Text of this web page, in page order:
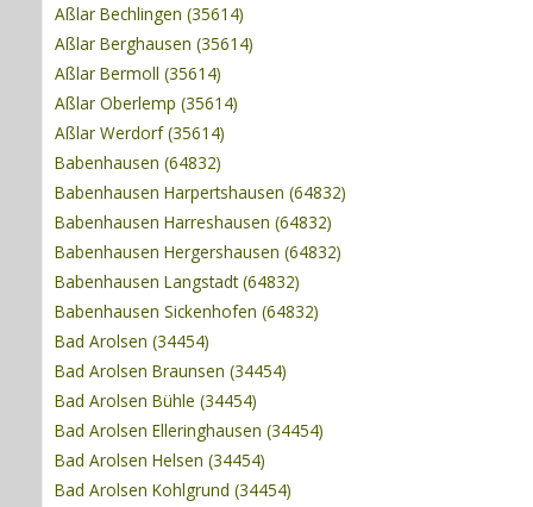
Aßlar Bechlingen (35614)
Aßlar Berghausen (35614)
Aßlar Bermoll (35614)
Aßlar Oberlemp (35614)
Aßlar Werdorf (35614)
Babenhausen (64832)
Babenhausen Harpertshausen (64832)
Babenhausen Harreshausen (64832)
Babenhausen Hergershausen (64832)
Babenhausen Langstadt (64832)
Babenhausen Sickenhofen (64832)
Bad Arolsen (34454)
Bad Arolsen Braunsen (34454)
Bad Arolsen Bühle (34454)
Bad Arolsen Elleringhausen (34454)
Bad Arolsen Helsen (34454)
Bad Arolsen Kohlgrund (34454)